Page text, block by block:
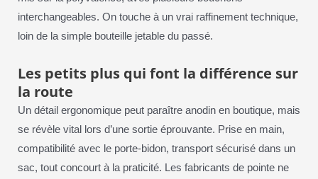
interchangeables. On touche à un vrai raffinement technique,
loin de la simple bouteille jetable du passé.
Les petits plus qui font la différence sur
la route
Un détail ergonomique peut paraître anodin en boutique, mais
se révèle vital lors d’une sortie éprouvante. Prise en main,
compatibilité avec le porte-bidon, transport sécurisé dans un
sac, tout concourt à la praticité. Les fabricants de pointe ne